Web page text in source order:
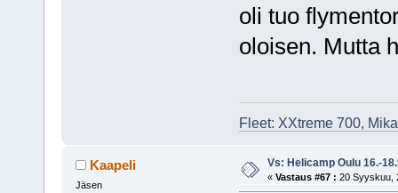
oli tuo
oloisen. Mutta
Fleet: XXtreme 700,
Kaapeli
Jäsen
Vs: Helicamp Oulu 16.-
« Vastaus #67 : 20 Syyskuu,